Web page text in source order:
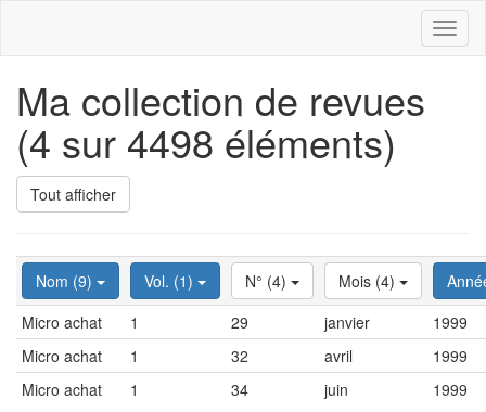
Ma collection de revues
(4 sur 4498 éléments)
Tout afficher
Nom (9) Vol. (1) N° (4) Mois (4)
Micro achat
1 29 janvier
1999
Micro achat
1 32 avril
1999
Micro achat
1 34 juin 1999